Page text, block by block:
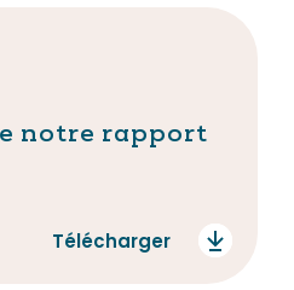
notre rapport
Télécharger